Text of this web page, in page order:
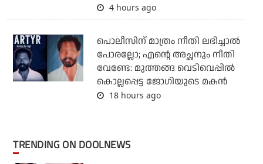
4 hours ago
പൊലീസിന് മാത്രം നീതി ലഭിച്ചാല്‍
പോരല്ലോ; എന്റെ അച്ഛനും നീതി
വേണ്ടേ: മുത്തങ്ങ വെടിവെപ്പില്‍
കൊല്ലപ്പെട്ട ജോഗിയുടെ മകന്‍
18 hours ago
TRENDING ON DOOLNEWS